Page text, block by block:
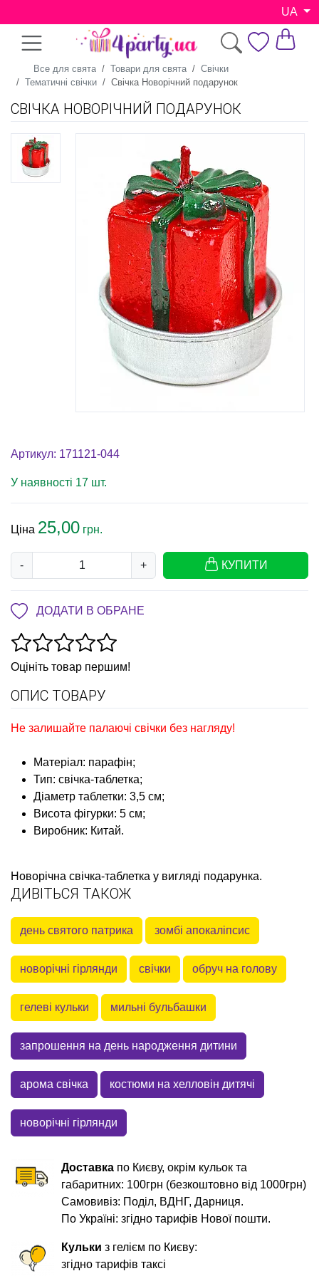
UA
Все для свята Товари для свята
Свічки
Тематичні свічки
Свічка Новорічний подарунок
СВІЧКА НОВОРІЧНИЙ ПОДАРУНОК
Артикул: 171121-044
У наявності 17 шт.
Ціна 25,00 грн.
- + КУПИТИ
ДОДАТИ В ОБРАНЕ
Оцініть товар першим!
ОПИС ТОВАРУ
Не залишайте палаючі свічки без нагляду!
Матеріал: парафін;
Тип: свічка-таблетка;
Діаметр таблетки: 3,5 см;
Висота фігурки: 5 см;
Виробник: Китай.
Новорічна свічка-таблетка у вигляді подарунка.
ДИВІТЬСЯ ТАКОЖ
день святого патрика зомбі апокаліпсис
новорічні гірлянди свічки обруч на голову
гелеві кульки мильні бульбашки
запрошення на день народження дитини
арома свічка костюми на хелловін дитячі
новорічні гірлянди
Доставка по Києву, окрім кульок та
габаритних: 100грн (безкоштовно від 1000грн)
Самовивіз: Поділ, ВДНГ, Дарниця.
По Україні: згідно тарифів Нової пошти.
Кульки з гелієм по Києву:
згідно тарифів таксі